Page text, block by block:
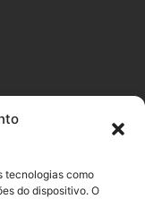
tecnologias como
do dispositivo. O